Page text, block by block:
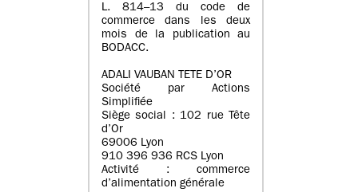
L. 814–13 du code de
commerce dans les deux
mois de la publication au
BODACC.
ADALI VAUBAN TETE D’OR
Société par Actions
Simplifiée
Siège social : 102 rue Tête
d’Or
69006 Lyon
910 396 936 RCS Lyon
Activité : commerce
d’alimentation générale